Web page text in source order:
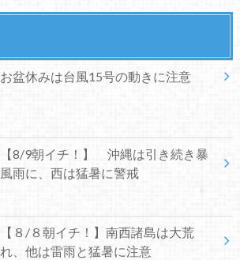
お盆休みは台風15号の動きに注意
【8/9朝イチ！】 沖縄は引き続き暴
風雨に、西は猛暑に警戒
【８/８朝イチ！】南西諸島は大荒
れ、他は雷雨と猛暑に注意